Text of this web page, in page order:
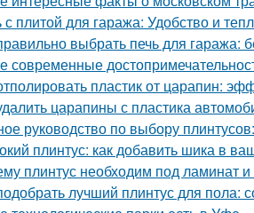
с плитой для гаража: Удобство и
выбрать печь для гаража:
современные
пластик от царапин:
царапины с пластика
руководство по выбору
плинтус: как добавить шика в
плинтус необходим под ламинат
лучший плинтус для пола: